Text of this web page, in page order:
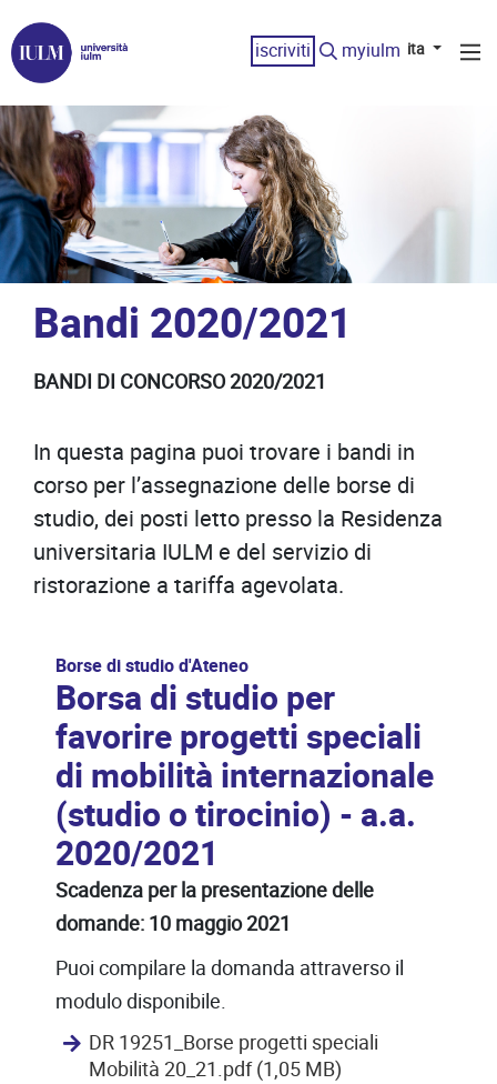
iscriviti myiulm ita
Bandi 2020/2021
BANDI DI CONCORSO 2020/2021
In questa pagina puoi trovare i bandi in
corso per l’assegnazione delle borse di
studio, dei posti letto presso la Residenza
universitaria IULM e del servizio di
ristorazione a tariffa agevolata.
Borse di studio d'Ateneo
Borsa di studio per
favorire progetti speciali
di mobilità internazionale
(studio o tirocinio) - a.a.
2020/2021
Scadenza per la presentazione delle
domande: 10 maggio 2021
Puoi compilare la domanda attraverso il
modulo disponibile.
DR 19251_Borse progetti speciali
Mobilità 20_21.pdf (1,05 MB)